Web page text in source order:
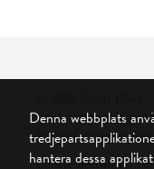
Friskrivningsklausul
Cookie Settings
Denna webbplats
hantera dessa